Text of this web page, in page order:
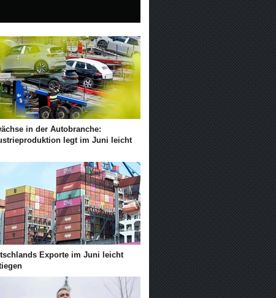
in der Autobranche:
legt im Juni leicht
Exporte im Juni leicht